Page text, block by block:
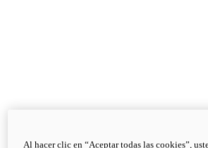
Al hacer clic en “Aceptar todas las cookies”,